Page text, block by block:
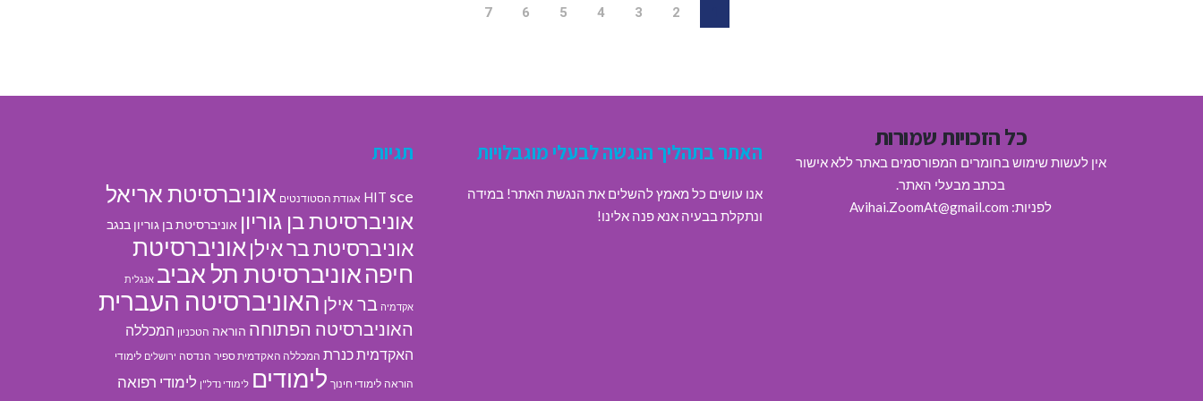
2
3
4
5
6
7
כל הזכויות שמורות
אין לעשות שימוש בחומרים המפורסמים באתר ללא אישור
בכתב מבעלי האתר.
לפניות: Avihai.ZoomAt@gmail.com
האתר בתהליך הנגשה לבעלי מוגבלויות
אנו עושים כל מאמץ להשלים את הנגשת האתר! במידה
ונתקלת בבעיה אנא פנה אלינו!
תגיות
HIT sce אגודת הסטודנטים אוניברסיטת אריאל
אוניברסיטת בן גוריון אוניברסיטת בן גוריון בנגב
אוניברסיטת בר אילןאוניברסיטת
חיפהאוניברסיטת תל אביב אנגלית
אקדמיה בר אילן האוניברסיטה העברית
האוניברסיטה הפתוחה הוראה הטכניון המכללה
האקדמית כנרת המכללה האקדמית ספיר הנדסה ירושלים לימודי
הוראה לימודי חינוך לימודים לימודי נדל"ן לימודי רפואה